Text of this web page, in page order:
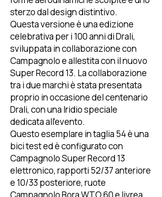
sterzo dal design distintivo.
Questa versione è una edizione
celebrativa per i 100 anni di Drali,
sviluppata in collaborazione con
Campagnolo e allestita con il nuovo
Super Record 13. La collaborazione
tra i due marchi è stata presentata
proprio in occasione del centenario
Drali, con una Iridio speciale
dedicata all’evento.
Questo esemplare in taglia 54 è una
bici test ed è configurato con
Campagnolo Super Record 13
elettronico, rapporti 52/37 anteriore
e 10/33 posteriore, ruote